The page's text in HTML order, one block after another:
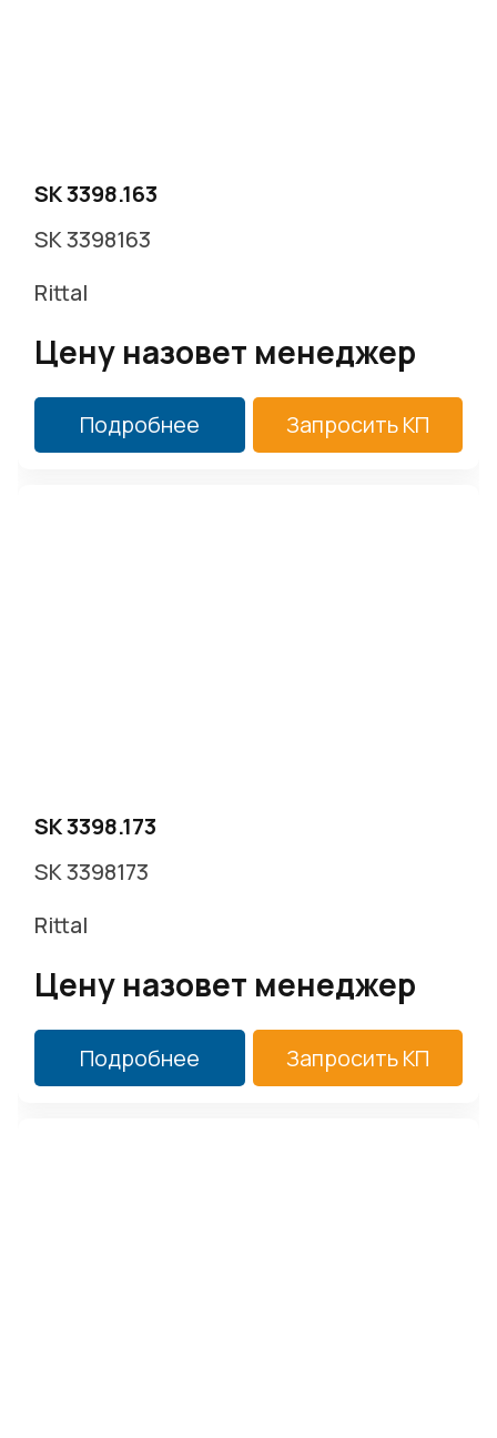
SK 3398.163
SK 3398163
Rittal
Цену назовет менеджер
Подробнее Запросить КП
SK 3398.173
SK 3398173
Rittal
Цену назовет менеджер
Подробнее Запросить КП